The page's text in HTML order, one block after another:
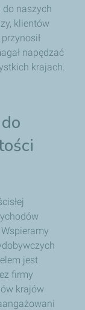
do
działaniach
naszych
klientów
napędzać
krajach.
jest
firmy
krajów